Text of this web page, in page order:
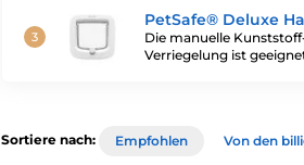
PetSafe® Deluxe
Die manuelle
Verriegelung ist
Sortiere nach: Empfohlen Von den